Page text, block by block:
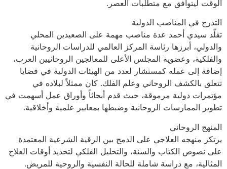
الوقت ليتوافق مع متطلبات العصر.
التدرج في المناصب الدولية
تقلّد سيدي أحمد عدة مناصب مهمة على الصعيدين المحلي
والدولي، أبرزها رئاسة المركز العالمي للدراسات الروحانية
والفلكية، وعضوية المجلس الأعلى للمعالجين الروحانيين العرب،
إضافة إلى عمله كمستشار لعدد من الهيئات الدولية في قضايا
تتعلق بالكشف الروحاني وعلم الفلك. كان ممثلاً لبلاده في
مؤتمرات دولية مرموقة، حيث قدم أبحاثاً وأوراق عمل أسهمت في
تطوير الممارسات الروحانية وضبطها بمعايير علمية وأخلاقية.
المنهج الروحاني
يرتكز منهجه العلاجي على الدمج بين الرقية الشرعية المعتمدة
على نصوص الكتاب والسنة، والتحليل الفلكي لتحديد أوقات العلاج
المثالية، مع دراسة شاملة للحالة النفسية والروحية للمريض.